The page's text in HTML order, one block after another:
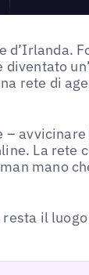
d’Irlanda.
rete di
– avvicinare
La rete
mano
il